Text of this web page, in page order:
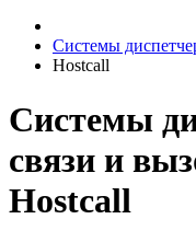
Системы
Hostcall
Системы
связи и
Hostcall